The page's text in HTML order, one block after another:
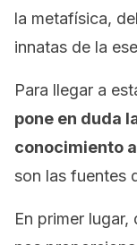
la metafísica,
innatas de la
Para llegar a
pone en duda
conocimiento
son las fuentes
En primer